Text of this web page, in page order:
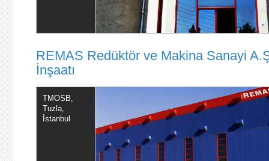
REMAS Redüktör ve Makina Sanayi
İnşaatı
TMOSB,
Tuzla,
İstanbul